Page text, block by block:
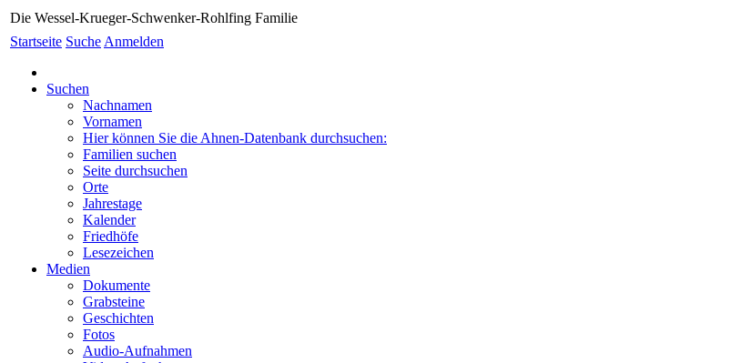
Die Wessel-Krueger-Schwenker-Rohlfing Familie
Startseite Suche Anmelden
Suchen
Nachnamen
Vornamen
Hier können Sie die Ahnen-Datenbank durchsuchen:
Familien suchen
Seite durchsuchen
Orte
Jahrestage
Kalender
Friedhöfe
Lesezeichen
Medien
Dokumente
Grabsteine
Geschichten
Fotos
Audio-Aufnahmen